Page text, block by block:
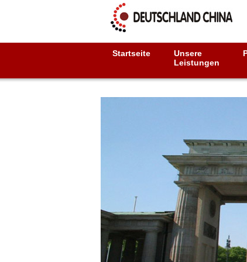
Startseite
Unsere
Leistungen